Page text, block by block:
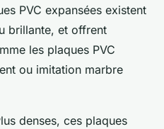
PVC expansées existent
brillante, et offrent
les plaques PVC
ou imitation marbre
denses, ces plaques